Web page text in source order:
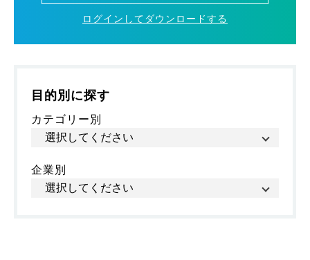
ログインしてダウンロードする
目的別に探す
カテゴリー別
企業別